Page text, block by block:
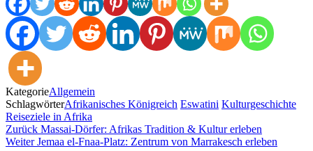
KategorieAllgemein
SchlagwörterAfrikanisches Königreich Eswatini Kulturgeschichte
Reiseziele in Afrika
Beitragsnavigation
Vorheriger
Beitrag
Zurück Massai-Dörfer: Afrikas Tradition & Kultur erleben
Nächster
Weiter Jemaa el-Fnaa-Platz: Zentrum von Marrakesch erleben